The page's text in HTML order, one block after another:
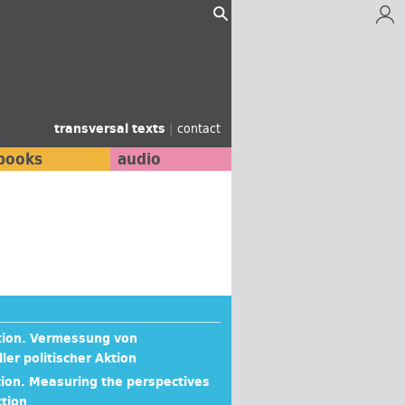
transversal texts | contact
audio
Vermessung von
politischer Aktion
Measuring the perspectives